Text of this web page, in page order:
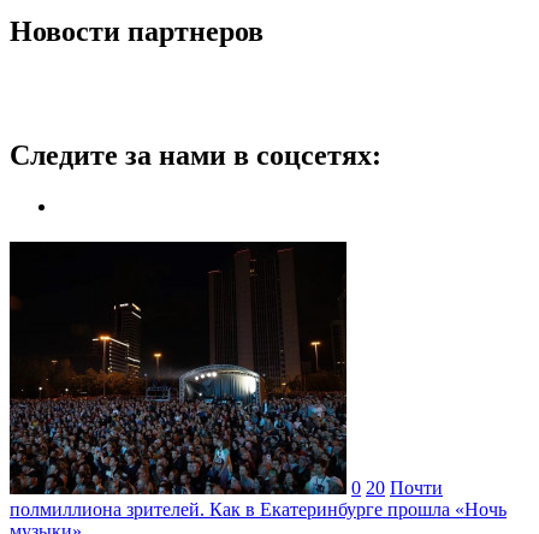
Новости партнеров
Следите за нами в соцсетях:
0 20 Почти
полмиллиона зрителей. Как в Екатеринбурге прошла «Ночь